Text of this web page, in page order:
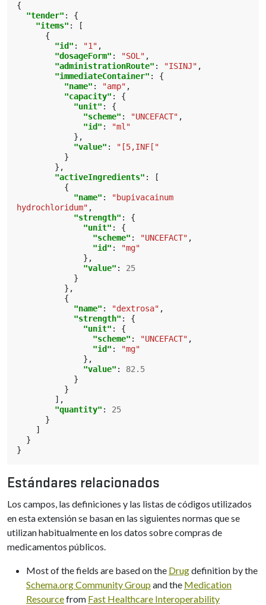
{
"tender" :
{
"items" :
[
{
"id" : "1" ,
"dosageForm" : "SOL" ,
"administrationRoute" : "ISINJ" ,
"immediateContainer" :
{
"name" : "amp" ,
"capacity" :
{
"unit" :
{
"scheme" : "UNCEFACT" ,
"id" :
"ml"
},
"value" :
"[5,INF["
}
},
"activeIngredients" :
[
{
"name" :
"bupivacainum
hydrochloridum" ,
"strength" :
{
"unit" :
{
"scheme" : "UNCEFACT" ,
"id" :
"mg"
},
"value" :
25
}
},
{
"name" : "dextrosa" ,
"strength" :
{
"unit" :
{
"scheme" : "UNCEFACT" ,
"id" :
"mg"
},
"value" :
82.5
}
}
],
"quantity" :
25
}
]
}
}
Estándares relacionados
Los campos, las definiciones y las listas de códigos utilizados
en esta extensión se basan en las siguientes normas que se
utilizan habitualmente en los datos sobre compras de
medicamentos públicos.
Most of the fields are based on the Drugdefinition by the
Schema.org Community Groupand the Medication
Resourcefrom Fast Healthcare Interoperability